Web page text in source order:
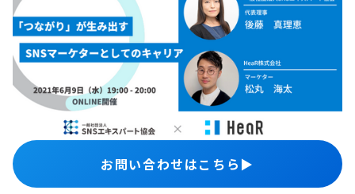
お問い合わせはこちら ▶︎